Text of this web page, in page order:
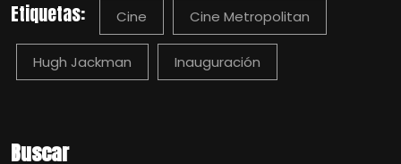
Etiquetas: Cine Cine Metropolitan
Hugh Jackman Inauguración
Buscar